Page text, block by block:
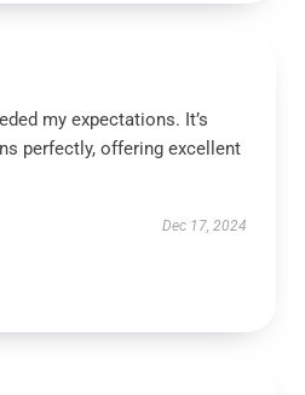
my expectations. It’s
perfectly, offering excellent
Dec 17, 2024